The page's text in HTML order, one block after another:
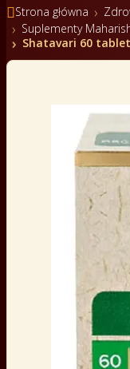
Strona główna
Suplementy
Shatavari 60